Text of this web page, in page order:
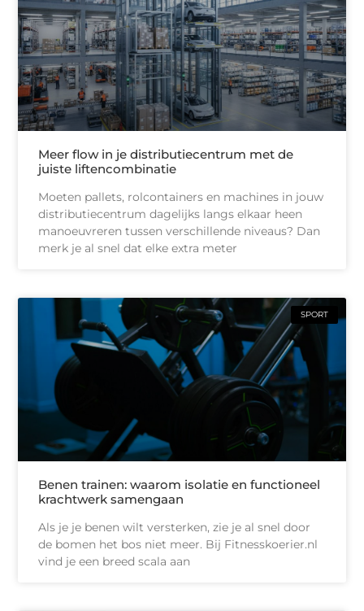
Meer flow in je distributiecentrum met de
juiste liftencombinatie
Moeten pallets, rolcontainers en machines in jouw
distributiecentrum dagelijks langs elkaar heen
manoeuvreren tussen verschillende niveaus? Dan
merk je al snel dat elke extra meter
SPORT
Benen trainen: waarom isolatie en functioneel
krachtwerk samengaan
Als je je benen wilt versterken, zie je al snel door
de bomen het bos niet meer. Bij Fitnesskoerier.nl
vind je een breed scala aan